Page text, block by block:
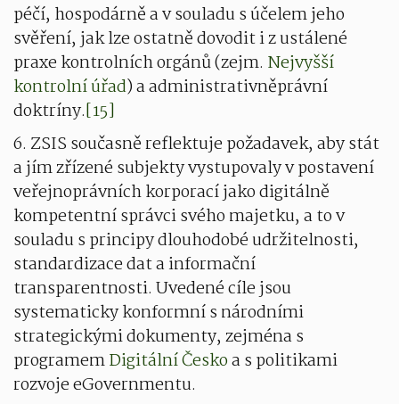
péčí, hospodárně a v souladu s účelem jeho
svěření, jak lze ostatně dovodit i z ustálené
praxe kontrolních orgánů (zejm. Nejvyšší
kontrolní úřad) a administrativněprávní
doktríny.[15]
6. ZSIS současně reflektuje požadavek, aby stát
a jím zřízené subjekty vystupovaly v postavení
veřejnoprávních korporací jako digitálně
kompetentní správci svého majetku, a to v
souladu s principy dlouhodobé udržitelnosti,
standardizace dat a informační
transparentnosti. Uvedené cíle jsou
systematicky konformní s národními
strategickými dokumenty, zejména s
programemDigitální Českoa s politikami
rozvoje eGovernmentu.